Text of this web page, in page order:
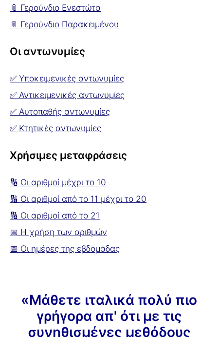
📎 Γερούνδιο Ενεστώτα
📎 Γερούνδιο Παρακειμένου
Οι αντωνυμίες
✅ Υποκειμενικές αντωνυμίες
✅ Αντικειμενικές αντωνυμίες
✅ Αυτοπαθής αντωνυμίες
✅ Κτητικές αντωνυμίες
Χρήσιμες μεταφράσεις
🔢 Οι αριθμοί μέχρι το 10
🔢 Οι αριθμοί από το 11 μέχρι το 20
🔢 Οι αριθμοί από το 21
📅 Η χρήση των αριθμών
📅 Οι ημέρες της εβδομάδας
«Μάθετε ιταλικά πολύ πιο
γρήγορα απ' ότι με τις
συνηθισμένες μεθόδους